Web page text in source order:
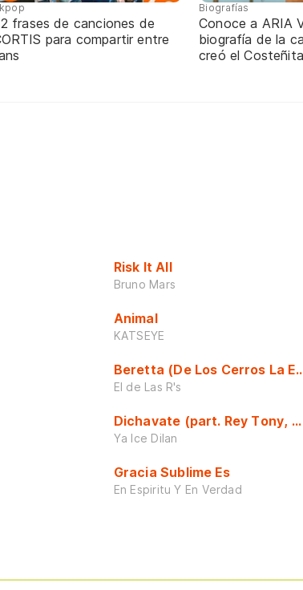
frases de canciones de
para compartir entre
Biografías
Conoce a ARIA
biografía de la
creó el
Risk It All
Bruno Mars
Animal
KATSEYE
Beretta (De Los Cerros La
El de Las R's
Dichavate (part. Rey Tony,
Ya Ice Dilan
Gracia Sublime Es
En Espiritu Y En Verdad